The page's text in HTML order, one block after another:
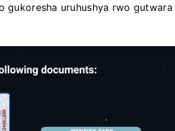
uruhushya rwo gutwara